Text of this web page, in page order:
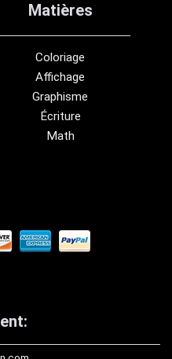
Matières
Coloriage
Affichage
Graphisme
Écriture
Math